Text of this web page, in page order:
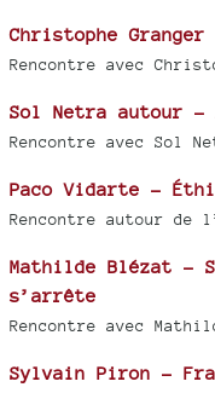
Christophe
Rencontre avec
Sol Netra autour -
Rencontre avec Sol
Paco Vidarte -
Rencontre autour de
Mathilde Blézat -
s’arrête
Rencontre avec
Sylvain Piron -